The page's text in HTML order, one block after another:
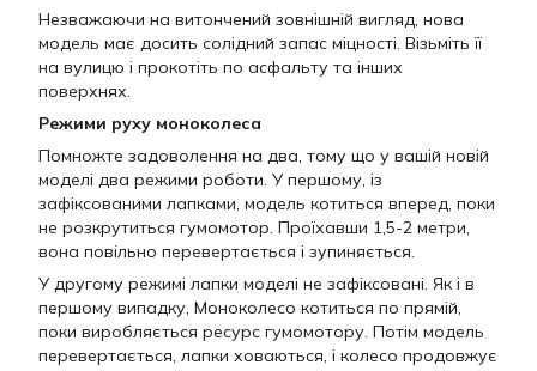
Незважаючи на витончений зовнішній вигляд, нова
модель має досить солідний запас міцності. Візьміть її
на вулицю і прокотіть по асфальту та інших
поверхнях.
Режими руху моноколеса
Помножте задоволення на два, тому що у вашій новій
моделі два режими роботи. У першому, із
зафіксованими лапками, модель котиться вперед, поки
не розкрутиться гумомотор. Проїхавши 1,5-2 метри,
вона повільно перевертається і зупиняється.
У другому режимі лапки моделі не зафіксовані. Як і в
першому випадку, Моноколесо котиться по прямій,
поки виробляється ресурс гумомотору. Потім модель
перевертається, лапки ховаються, і колесо продовжує